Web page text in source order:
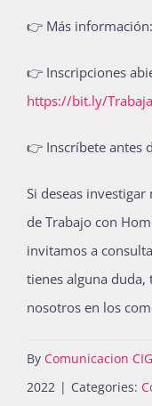
👉 Más información:
👉 Inscripciones
https://bit.ly/
👉 Inscríbete antes
Si deseas
de Trabajo con
invitamos a
tienes alguna
nosotros en los
By Comunicacion
2022 | Categories: